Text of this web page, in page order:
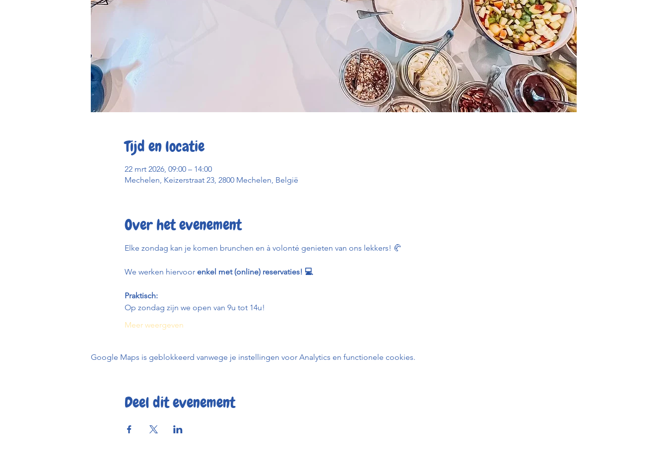
Tijd en locatie
22 mrt 2026, 09:00 – 14:00
Mechelen, Keizerstraat 23, 2800 Mechelen, België
Over het evenement
Elke zondag kan je komen brunchen en à volonté genieten van ons lekkers! 🥐
We werken hiervoor enkel met (online) reservaties! 💻
Praktisch:
Op zondag zijn we open van 9u tot 14u!
Meer weergeven
Google Maps is geblokkeerd vanwege je instellingen voor Analytics en functionele cookies.
Deel dit evenement